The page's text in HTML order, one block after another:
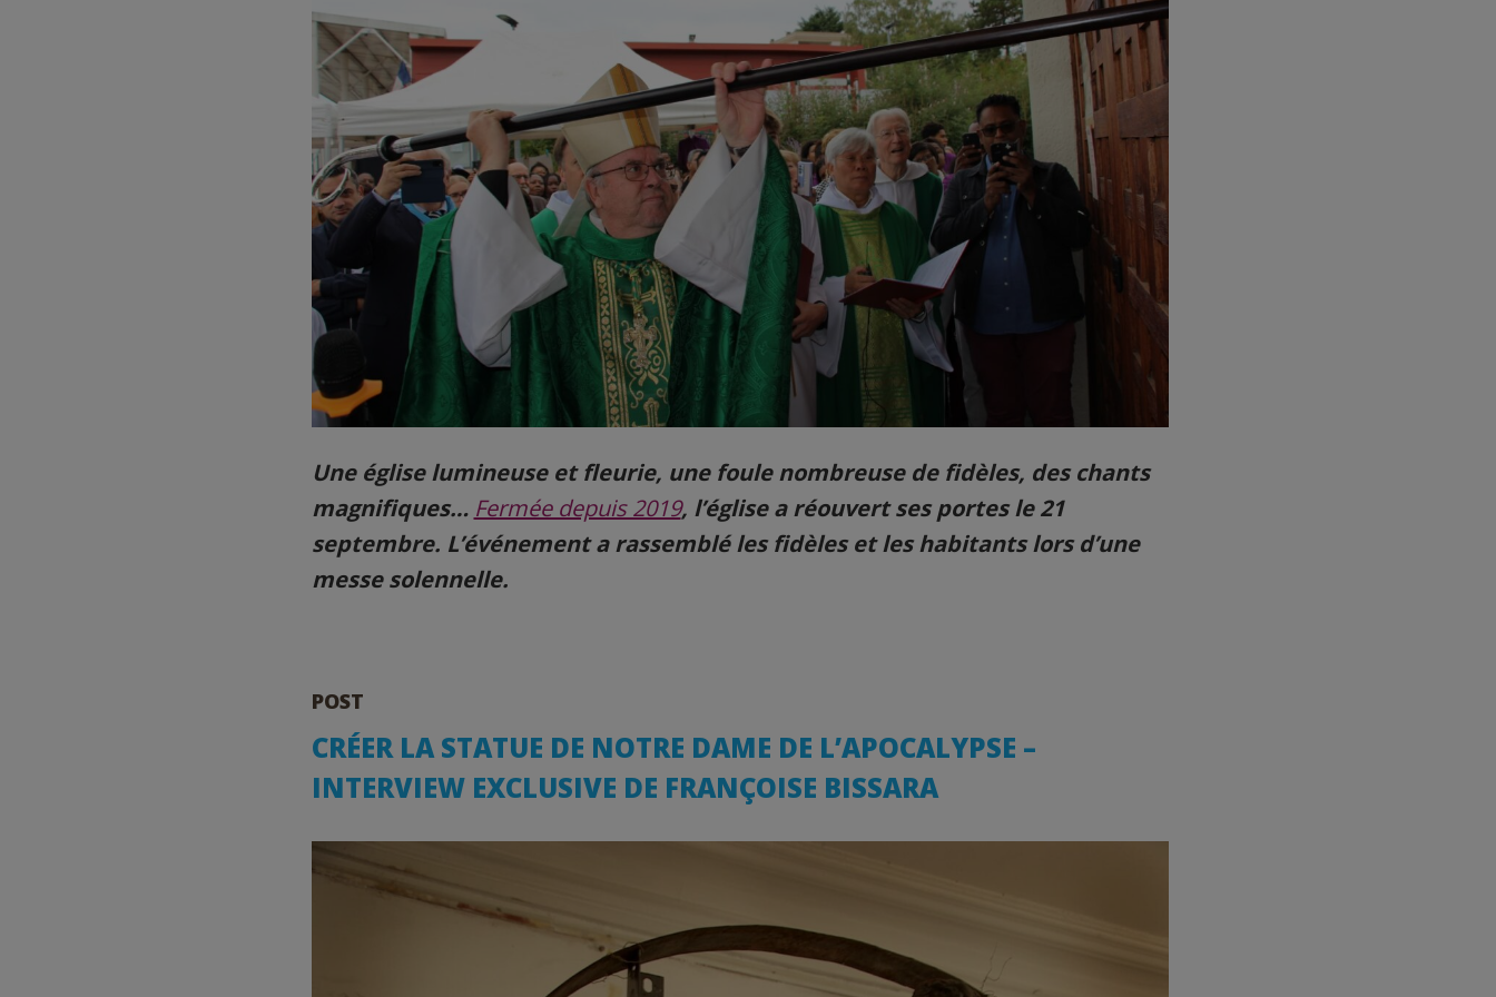
Une église lumineuse et fleurie, une foule nombreuse de fidèles, des chants
magnifiques… Fermée depuis 2019, l’église a réouvert ses portes le 21
septembre. L’événement a rassemblé les fidèles et les habitants lors d’une
messe solennelle.
POST
CRÉER LA STATUE DE NOTRE DAME DE L’APOCALYPSE –
INTERVIEW EXCLUSIVE DE FRANÇOISE BISSARA